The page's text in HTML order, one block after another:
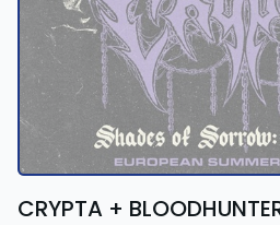
CRYPTA +